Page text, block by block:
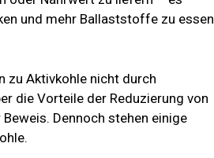
und mehr Ballaststoffe zu essen
zu Aktivkohle nicht durch
die Vorteile der Reduzierung von
Dennoch stehen einige